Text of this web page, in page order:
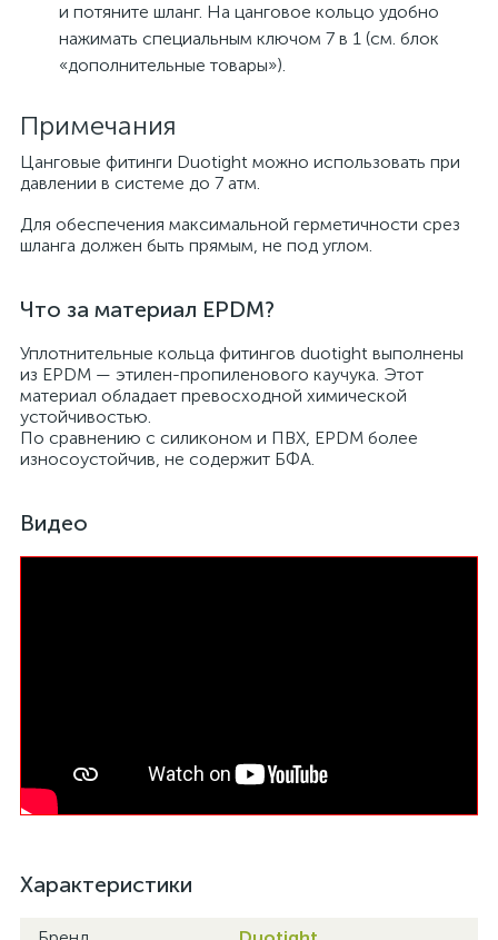
и потяните шланг. На цанговое кольцо удобно
нажимать специальным ключом 7 в 1 (см. блок
«дополнительные товары»).
Примечания
Цанговые фитинги Duotight можно использовать при
давлении в системе до 7 атм.
Для обеспечения максимальной герметичности срез
шланга должен быть прямым, не под углом.
Что за материал EPDM?
Уплотнительные кольца фитингов duotight выполнены
из EPDM — этилен-пропиленового каучука. Этот
материал обладает превосходной химической
устойчивостью.
По сравнению с силиконом и ПВХ, EPDM более
износоустойчив, не содержит БФА.
Видео
Характеристики